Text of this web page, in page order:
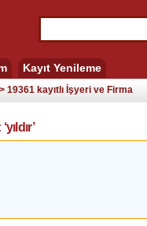
Kayıt Yenileme
kayıtlı İşyeri ve Firma